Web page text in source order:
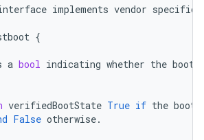
implements vendor specific
{
a bool indicating whether the
verifiedBootState True if the
False otherwise.